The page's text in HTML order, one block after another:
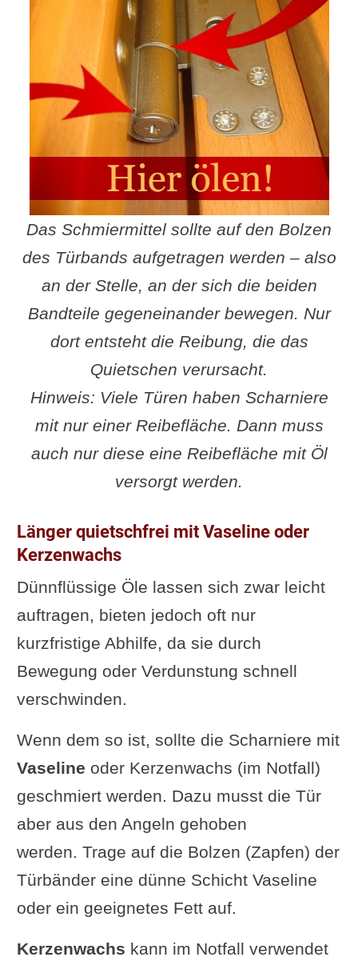
Das Schmiermittel sollte auf den Bolzen
des Türbands aufgetragen werden – also
an der Stelle, an der sich die beiden
Bandteile gegeneinander bewegen. Nur
dort entsteht die Reibung, die das
Quietschen verursacht.
Hinweis: Viele Türen haben Scharniere
mit nur einer Reibefläche. Dann muss
auch nur diese eine Reibefläche mit Öl
versorgt werden.
Länger quietschfrei mit Vaseline oder
Kerzenwachs
Dünnflüssige Öle lassen sich zwar leicht
auftragen, bieten jedoch oft nur
kurzfristige Abhilfe, da sie durch
Bewegung oder Verdunstung schnell
verschwinden.
Wenn dem so ist, sollte die Scharniere mit
Vaseline oder Kerzenwachs (im Notfall)
geschmiert werden. Dazu musst die Tür
aber aus den Angeln gehoben
werden. Trage auf die Bolzen (Zapfen) der
Türbänder eine dünne Schicht Vaseline
oder ein geeignetes Fett auf.
Kerzenwachs kann im Notfall verwendet